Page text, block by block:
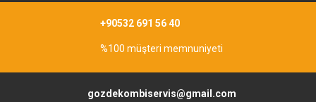
+90532 691 56 40
%100 müşteri memnuniyeti
gozdekombiservis@gmail.com